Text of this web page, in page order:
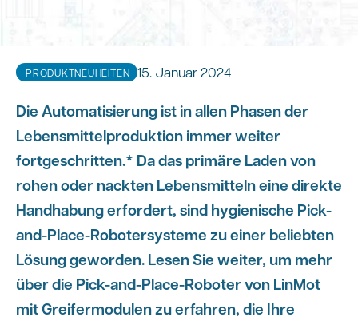
PRODUKTNEUHEITEN 15. Januar 2024
Die Automatisierung ist in allen Phasen der
Lebensmittelproduktion immer weiter
fortgeschritten.* Da das primäre Laden von
rohen oder nackten Lebensmitteln eine direkte
Handhabung erfordert, sind hygienische Pick-
and-Place-Robotersysteme zu einer beliebten
Lösung geworden. Lesen Sie weiter, um mehr
über die Pick-and-Place-Roboter von LinMot
mit Greifermodulen zu erfahren, die Ihre